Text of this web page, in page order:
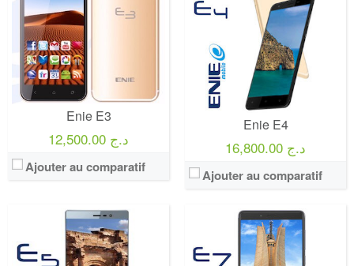
Enie E3
12,500.00 د.ج
Ajouter au comparatif
Enie E4
16,800.00 د.ج
Ajouter au comparatif